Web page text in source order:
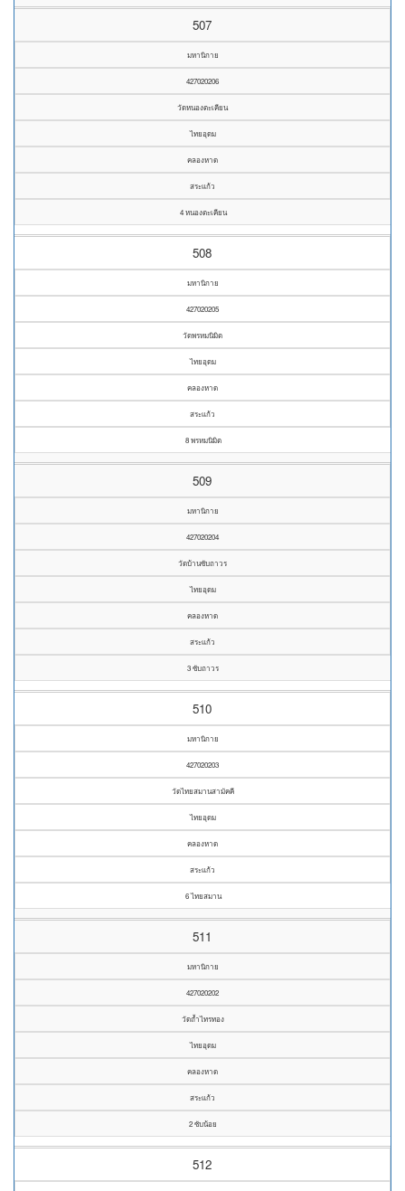
507
มหานิกาย
427020206
วัดหนองตะเคียน
ไทยอุดม
คลองหาด
สระแก้ว
4 หนองตะเคียน
508
มหานิกาย
427020205
วัดพรหมนิมิต
ไทยอุดม
คลองหาด
สระแก้ว
8 พรหมนิมิต
509
มหานิกาย
427020204
วัดบ้านซับถาวร
ไทยอุดม
คลองหาด
สระแก้ว
3 ซับถาวร
510
มหานิกาย
427020203
วัดไทยสมานสามัคคี
ไทยอุดม
คลองหาด
สระแก้ว
6 ไทยสมาน
511
มหานิกาย
427020202
วัดถ้ำไทรทอง
ไทยอุดม
คลองหาด
สระแก้ว
2 ซับน้อย
512